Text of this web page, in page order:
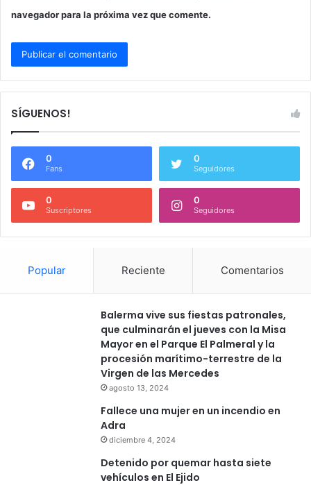
navegador para la próxima vez que comente.
SÍGUENOS!
0
Fans
0
Seguidores
0
Suscriptores
0
Seguidores
Popular Reciente Comentarios
Balerma vive sus fiestas patronales,
que culminarán el jueves con la Misa
Mayor en el Parque El Palmeral y la
procesión marítimo-terrestre de la
Virgen de las Mercedes
agosto 13, 2024
Fallece una mujer en un incendio en
Adra
diciembre 4, 2024
Detenido por quemar hasta siete
vehículos en El Ejido